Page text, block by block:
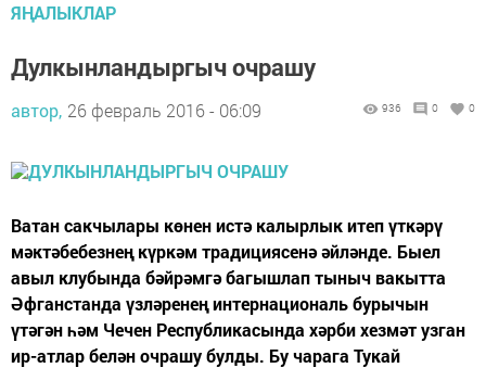
ЯҢАЛЫКЛАР
Дулкынландыргыч очрашу
автор, 26 февраль 2016 - 06:09 936 0 0
Ватан сакчылары көнен истә калырлык итеп үткәрү
мәктәбебезнең күркәм традициясенә әйләнде. Быел
авыл клубында бәйрәмгә багышлап тыныч вакытта
Әфганстанда үзләренең интернациональ бурычын
үтәгән һәм Чечен Республикасында хәрби хезмәт узган
ир-атлар белән очрашу булды. Бу чарага Тукай